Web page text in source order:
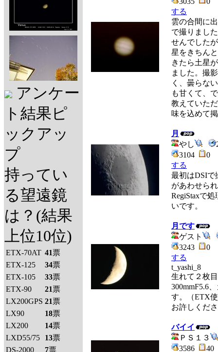
アンケー
ト結果ピ
ックアッ
プ
持ってい
る望遠鏡
は？(結果
上位10位)
ETX-70AT 41票
ETX-125
34票
ETX-105
33票
ETX-90
21票
LX200GPS 21票
LX90
18票
LX200
14票
LXD55/75
13票
DS-2000
7票
する
雲の合間に
で撮りまし
せんでした
星をきちん
きたら土星
ました。撮
く、曇らな
も甘くて、
教えていた
味を込めて
月
やし
3104
0
する
最初はDSIで
があわせら
RegiStaxで
いです。
月です
ゲスト
3243
0
する
t_yashi_8
生れて２枚
300mmF5.6
す。（ETX
お許しくだ
バイイ
ＰＳ１３
3586